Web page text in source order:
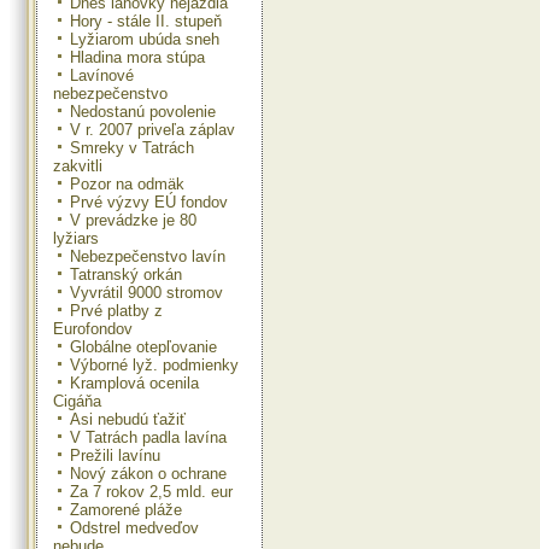
Hory - stále II. stupeň
Lyžiarom ubúda sneh
Hladina mora stúpa
Lavínové
nebezpečenstvo
Nedostanú povolenie
V r. 2007 priveľa záplav
Smreky v Tatrách
zakvitli
Pozor na odmäk
Prvé výzvy EÚ fondov
V prevádzke je 80
lyžiars
Nebezpečenstvo lavín
Tatranský orkán
Vyvrátil 9000 stromov
Prvé platby z
Eurofondov
Globálne otepľovanie
Výborné lyž. podmienky
Kramplová ocenila
Cigáňa
Asi nebudú ťažiť
V Tatrách padla lavína
Prežili lavínu
Nový zákon o ochrane
Za 7 rokov 2,5 mld. eur
Zamorené pláže
Odstrel medveďov